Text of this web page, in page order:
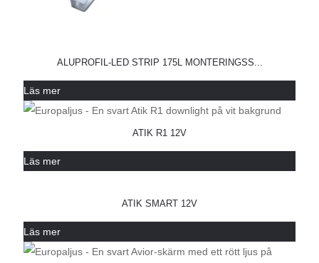
ALUPROFIL-LED STRIP 175L MONTERINGSS...
Läs mer
ATIK R1 12V
Läs mer
ATIK SMART 12V
Läs mer